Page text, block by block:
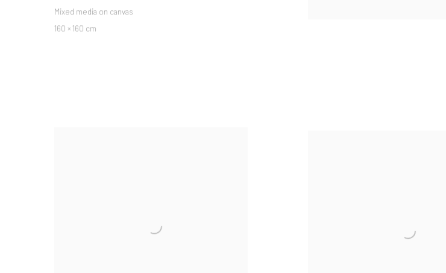
Mixed media on canvas
160 × 160 cm